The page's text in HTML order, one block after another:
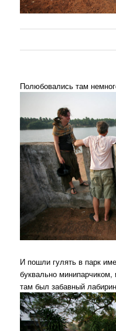
Полюбовались там
И пошли гулять в парк
буквально
там был забавный